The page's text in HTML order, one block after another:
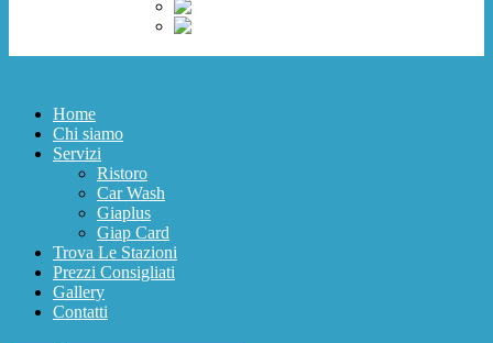
Home
Chi siamo
Servizi
Ristoro
Car Wash
Giaplus
Giap Card
Trova Le Stazioni
Prezzi Consigliati
Gallery
Contatti